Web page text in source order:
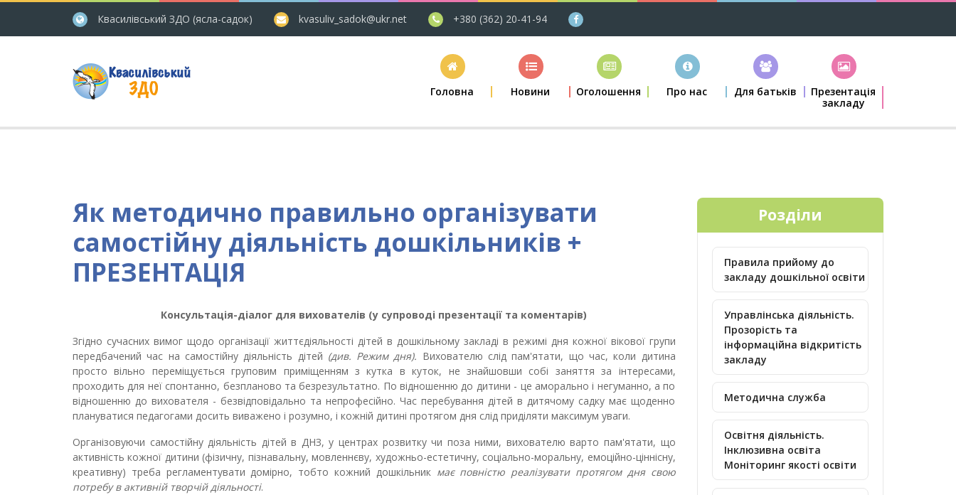
Квасилівський ЗДО (ясла-садок) kvasuliv_sadok@ukr.net +380 (362) 20-41-94
Головна Новини Оголошення Про нас Для батьків
Презентація
закладу
Як методично правильно організувати
самостійну діяльність дошкільників +
ПРЕЗЕНТАЦІЯ
Консультація-діалог для вихователів (у супроводі презентації та коментарів)
Згідно сучасних вимог щодо організації життєдіяльності дітей в дошкільному закладі в режимі дня кожної вікової групи
передбачений час на самостійну діяльність дітей (див. Режим дня). Вихователю слід пам'ятати, що час, коли дитина
просто вільно переміщується груповим приміщенням з кутка в куток, не знайшовши собі заняття за інтересами,
проходить для неї спонтанно, безпланово та безрезультатно. По відношенню до дитини - це аморально і негуманно, а по
відношенню до вихователя - безвідповідально та непрофесійно. Час перебування дітей в дитячому садку має щоденно
плануватися педагогами досить виважено і розумно, і кожній дитині протягом дня слід приділяти максимум уваги.
Організовуючи самостійну діяльність дітей в ДНЗ, у центрах розвитку чи поза ними, вихователю варто пам'ятати, що
активність кожної дитини (фізичну, пізнавальну, мовленнєву, художньо-естетичну, соціально-моральну, емоційно-ціннісну,
креативну) треба регламентувати домірно, тобто кожний дошкільник має повністю реалізувати протягом дня свою
потребу в активній творчій діяльності.
Розділи
Правила прийому до
закладу дошкільної освіти
Управлінська діяльність.
Прозорість та
інформаційна відкритість
закладу
Методична служба
Освітня діяльність.
Інклюзивна освіта
Моніторинг якості освіти